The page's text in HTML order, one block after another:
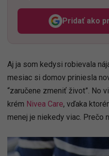
Pridať ako
Aj ja som kedysi robievala
mesiac si domov priniesla
“zaručene zmeniť život”. No
krém Nivea Care, vďaka
menej je niekedy viac. Prečo